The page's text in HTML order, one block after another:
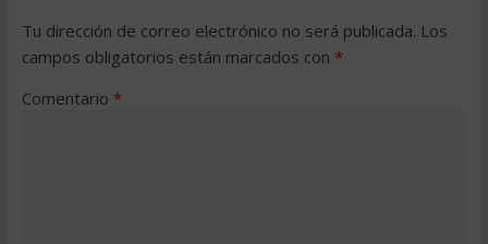
Tu dirección de correo electrónico no será publicada. Los
campos obligatorios están marcados con *
Comentario *